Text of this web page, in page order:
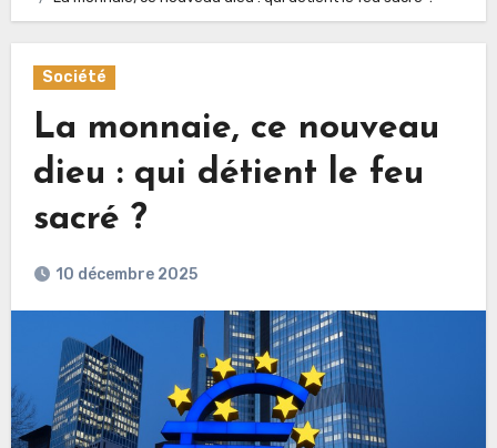
Société
La monnaie, ce nouveau
dieu : qui détient le feu
sacré ?
10 décembre 2025